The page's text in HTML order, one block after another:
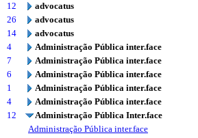
12
advocatus
26
advocatus
14
advocatus
4
Administração Pública inter.face
7
Administração Pública inter.face
6
Administração Pública inter.face
1
Administração Pública inter.face
4
Administração Pública inter.face
12
Administração Pública Inter.face
Administração Pública inter.face